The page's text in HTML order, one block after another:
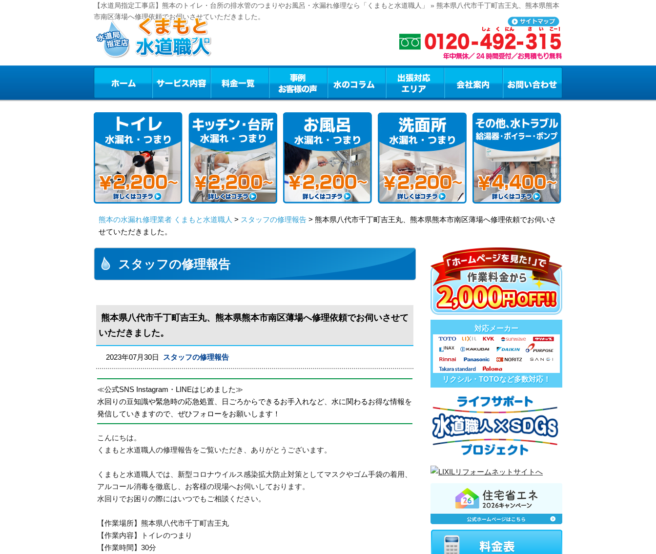
【水道局指定工事店】熊本のトイレ・台所の排水管のつまりやお風呂・水漏れ修理なら「くまもと水道職人」 » 熊本県八代市千丁町吉王丸、熊本県熊本
市南区薄場へ修理依頼でお伺いさせていただきました。
熊本の水漏れ修理業者 くまもと水道職人 > スタッフの修理報告 > 熊本県八代市千丁町吉王丸、熊本県熊本市南区薄場へ修理依頼でお伺いさ
せていただきました。
スタッフの修理報告
熊本県八代市千丁町吉王丸、熊本県熊本市南区薄場へ修理依頼でお伺いさせて
いただきました。
2023年07月30日 スタッフの修理報告
≪公式SNS Instagram・LINEはじめました≫
水回りの豆知識や緊急時の応急処置、日ごろからできるお手入れなど、水に関わるお得な情報を
発信していきますので、ぜひフォローをお願いします！
こんにちは。
くまもと水道職人の修理報告をご覧いただき、ありがとうございます。
くまもと水道職人では、新型コロナウイルス感染拡大防止対策としてマスクやゴム手袋の着用、
アルコール消毒を徹底し、お客様の現場へお伺いしております。
水回りでお困りの際にはいつでもご相談ください。
【作業場所】熊本県八代市千丁町吉王丸
【作業内容】トイレのつまり
【作業時間】30分
対応メーカー
リクシル・TOTOなど多数対応！